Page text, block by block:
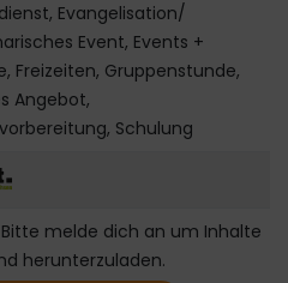
Evangelisation/
Event, Events +
Freizeiten, Gruppenstunde,
Angebot,
Schulung
melde dich an um Inhalte
herunterzuladen.